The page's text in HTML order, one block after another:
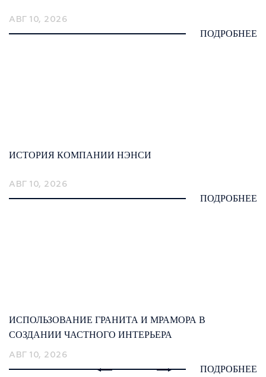
АВГ 10, 2026
ПОДРОБНЕЕ
ИСТОРИЯ КОМПАНИИ НЭНСИ
АВГ 10, 2026
ПОДРОБНЕЕ
ИСПОЛЬЗОВАНИЕ ГРАНИТА И МРАМОРА В
СОЗДАНИИ ЧАСТНОГО ИНТЕРЬЕРА
АВГ 10, 2026
ПОДРОБНЕЕ